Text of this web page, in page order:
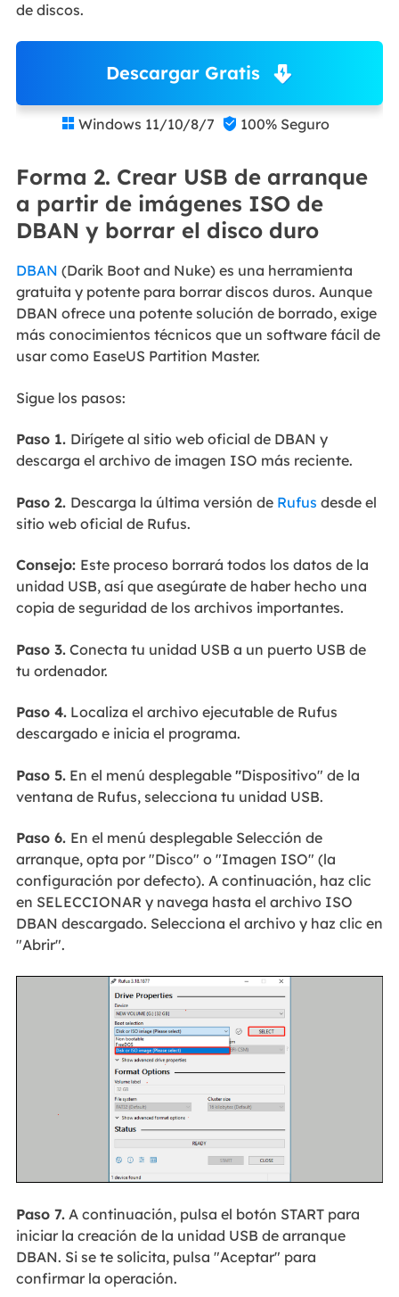
de discos.
Descargar Gratis
 Windows 11/10/8/7  100% Seguro
Forma 2. Crear USB de arranque
a partir de imágenes ISO de
DBAN y borrar el disco duro
DBAN (Darik Boot and Nuke) es una herramienta
gratuita y potente para borrar discos duros. Aunque
DBAN ofrece una potente solución de borrado, exige
más conocimientos técnicos que un software fácil de
usar como EaseUS Partition Master.
Sigue los pasos:
Paso 1. Dirígete al sitio web oficial de DBAN y
descarga el archivo de imagen ISO más reciente.
Paso 2. Descarga la última versión de Rufus desde el
sitio web oficial de Rufus.
Consejo: Este proceso borrará todos los datos de la
unidad USB, así que asegúrate de haber hecho una
copia de seguridad de los archivos importantes.
Paso 3.Conecta tu unidad USB a un puerto USB de
tu ordenador.
Paso 4.Localiza el archivo ejecutable de Rufus
descargado e inicia el programa.
Paso 5.En el menú desplegable "Dispositivo" de la
ventana de Rufus, selecciona tu unidad USB.
Paso 6. En el menú desplegable Selección de
arranque, opta por "Disco" o "Imagen ISO" (la
configuración por defecto). A continuación, haz clic
en SELECCIONAR y navega hasta el archivo ISO
DBAN descargado. Selecciona el archivo y haz clic en
"Abrir".
Paso 7.A continuación, pulsa el botón START para
iniciar la creación de la unidad USB de arranque
DBAN. Si se te solicita, pulsa "Aceptar" para
confirmar la operación.